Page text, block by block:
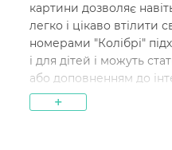
картини дозволяє
легко і цікаво втілити
номерами "Колібрі"
і для дітей і можуть
або доповненням до
індивідуальності та
власний шедевр із
+